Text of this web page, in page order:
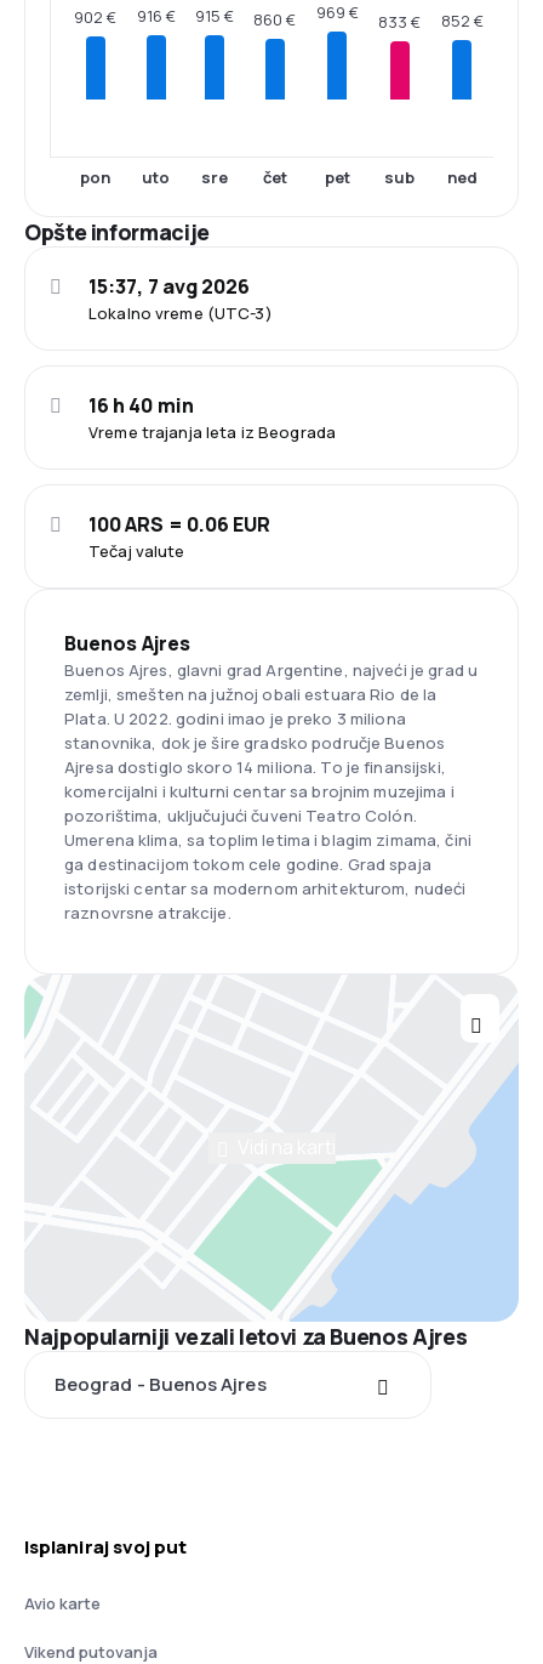
902 €
pon
916 €
uto
915 €
sre
860 €
čet
969 €
pet
833 €
sub
852 €
ned
Opšte informacije
Lokalno vreme (UTC-3)
15:37, 7 avg 2026
Vreme trajanja leta iz Beograda
16 h 40 min
Tečaj valute
100 ARS = 0.06 EUR
Buenos Ajres
Buenos Ajres, glavni grad Argentine, najveći je grad u
zemlji, smešten na južnoj obali estuara Rio de la
Plata. U 2022. godini imao je preko 3 miliona
stanovnika, dok je šire gradsko područje Buenos
Ajresa dostiglo skoro 14 miliona. To je finansijski,
komercijalni i kulturni centar sa brojnim muzejima i
pozorištima, uključujući čuveni Teatro Colón.
Umerena klima, sa toplim letima i blagim zimama, čini
ga destinacijom tokom cele godine. Grad spaja
istorijski centar sa modernom arhitekturom, nudeći
raznovrsne atrakcije.
Najpopularniji vezali letovi za Buenos Ajres
Beograd - Buenos Ajres
Isplaniraj svoj put
Avio karte
Vikend putovanja